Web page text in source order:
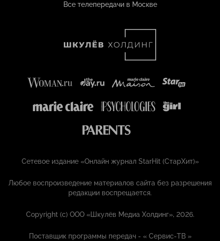
Все телепередачи в Москве
Сетевое издание «Онлайн журнал StarHit (СтарХит)»
Любое воспроизведение материалов сайта без разрешения
редакции воспрещается.
Copyright (с) ООО «Шкулёв Медиа Холдинг», 2026.
Поставщик программы передач - «Сервис-ТВ »